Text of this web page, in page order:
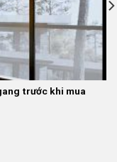
trước khi mua